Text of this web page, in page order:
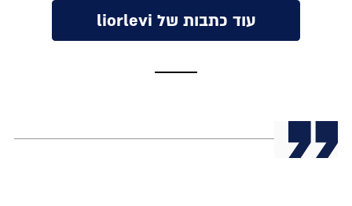
עוד כתבות של liorlevi